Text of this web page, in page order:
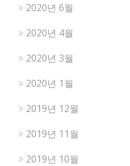
2020년 6월
2020년 4월
2020년 3월
2020년 1월
2019년 12월
2019년 11월
2019년 10월